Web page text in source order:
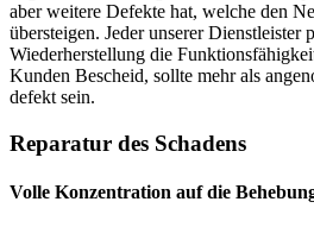
aber weitere Defekte hat, welche den
übersteigen. Jeder unserer Dienstleister
Wiederherstellung die
Kunden Bescheid, sollte mehr als
defekt sein.
Reparatur des Schadens
Volle Konzentration auf die